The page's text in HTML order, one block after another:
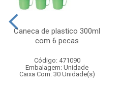
Caneca de plastico 300ml
com 6 pecas
Código: 471090
Embalagem: Unidade
Caixa Com: 30 Unidade(s)